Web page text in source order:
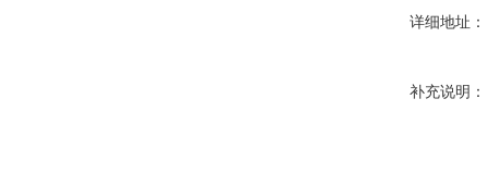
详细地址：
补充说明：